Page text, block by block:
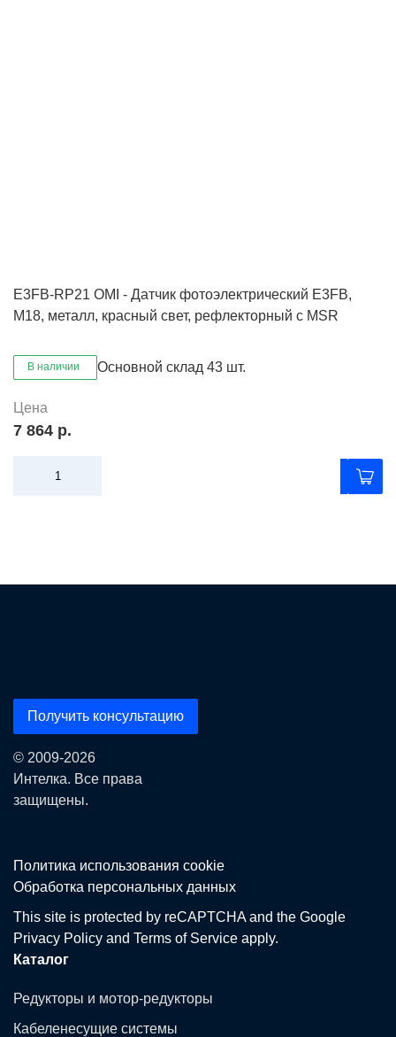
E3FB-RP21 OMI - Датчик фотоэлектрический E3FB,
M18, металл, красный свет, рефлекторный с MSR
В наличии Основной склад 43 шт.
Цена
7 864 р.
Получить консультацию
© 2009-2026
Интелка. Все права
защищены.
Политика использования сookie
Обработка персональных данных
This site is protected by reCAPTCHA and the Google
Privacy Policy and Terms of Service apply.
Каталог
Редукторы и мотор-редукторы
Кабеленесущие системы